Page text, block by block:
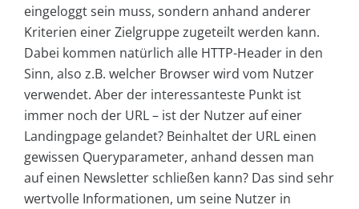
eingeloggt sein muss, sondern anhand anderer
Kriterien einer Zielgruppe zugeteilt werden kann.
Dabei kommen natürlich alle HTTP-Header in den
Sinn, also z.B. welcher Browser wird vom Nutzer
verwendet. Aber der interessanteste Punkt ist
immer noch der URL – ist der Nutzer auf einer
Landingpage gelandet? Beinhaltet der URL einen
gewissen Queryparameter, anhand dessen man
auf einen Newsletter schließen kann? Das sind sehr
wertvolle Informationen, um seine Nutzer in